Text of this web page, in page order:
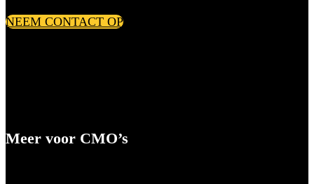
NEEM CONTACT OP
Meer voor CMO’s